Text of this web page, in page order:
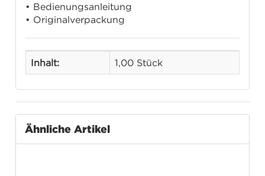
• Bedienungsanleitung
• Originalverpackung
Inhalt: 1,00 Stück
Ähnliche Artikel